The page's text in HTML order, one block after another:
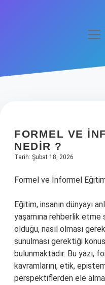
Hakkımızda
FORMEL VE
NEDIR ?
Tarih: Şubat 18, 2026
Formel ve İnformel
Eğitim, insanın dünyayı
yaşamına rehberlik etme
olduğu, nasıl olması
sunulması gerektiği
bulunmaktadır. Bu yazı,
kavramlarını, etik,
perspektiflerden ele